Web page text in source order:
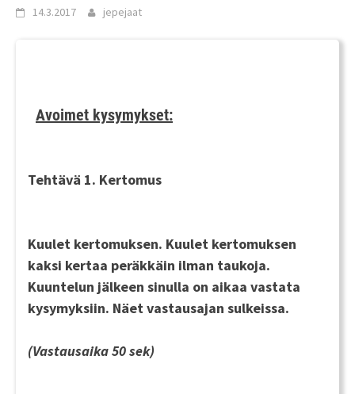
14.3.2017 jepejaat
Avoimet kysymykset:
Tehtävä 1. Kertomus
Kuulet kertomuksen. Kuulet kertomuksen
kaksi kertaa peräkkäin ilman taukoja.
Kuuntelun jälkeen sinulla on aikaa vastata
kysymyksiin. Näet vastausajan sulkeissa.
(Vastausaika 50 sek)